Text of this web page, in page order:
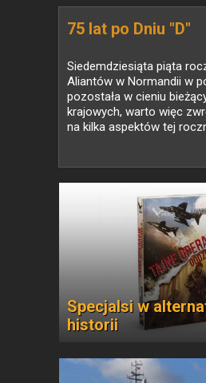
75 lat po Dniu "D"
Siedemdziesiąta piąta
Aliantów w Normandii w
pozostała w cieniu
krajowych, warto więc
na kilka aspektów tej
Specjalsi w
historii